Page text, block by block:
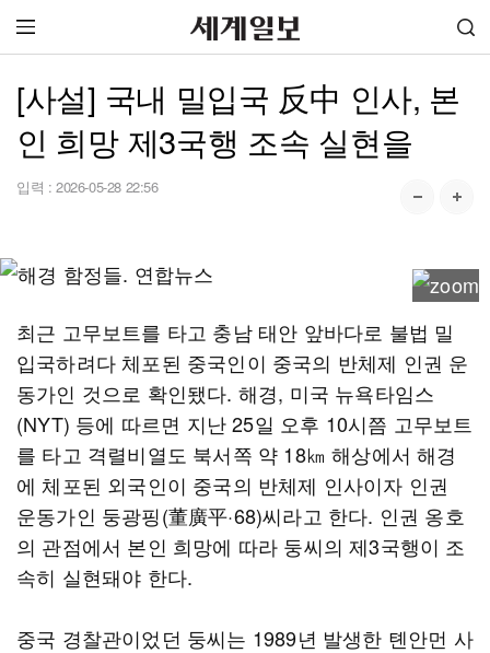
[사설] 국내 밀입국 反中 인사, 본
인 희망 제3국행 조속 실현을
입력 : 2026-05-28 22:56
최근 고무보트를 타고 충남 태안 앞바다로 불법 밀
입국하려다 체포된 중국인이 중국의 반체제 인권 운
동가인 것으로 확인됐다. 해경, 미국 뉴욕타임스
(NYT) 등에 따르면 지난 25일 오후 10시쯤 고무보트
를 타고 격렬비열도 북서쪽 약 18㎞ 해상에서 해경
에 체포된 외국인이 중국의 반체제 인사이자 인권
운동가인 둥광핑(董廣平·68)씨라고 한다. 인권 옹호
의 관점에서 본인 희망에 따라 둥씨의 제3국행이 조
속히 실현돼야 한다.
중국 경찰관이었던 둥씨는 1989년 발생한 톈안먼 사